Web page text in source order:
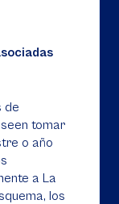
de
tomar
o año
a La
los